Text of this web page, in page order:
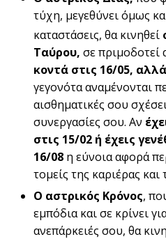
τύχη, μεγεθύνει όμως
καταστάσεις, θα κινηθεί
Ταύρου, σε πριμοδοτεί
κοντά στις 16/05,
γεγονότα αναμένονται
αισθηματικές σου
συνεργασίες σου. Αν
στις 15/02 ή έχεις
16/08 η εύνοια αφορά
τομείς της καριέρας και
Ο αστρικός Κρόνος,
εμπόδια και σε κρίνει
ανεπάρκειές σου, θα